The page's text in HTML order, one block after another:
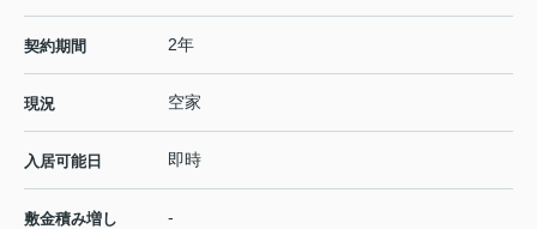
契約期間 2年
現況 空家
入居可能日 即時
敷金積み増し -